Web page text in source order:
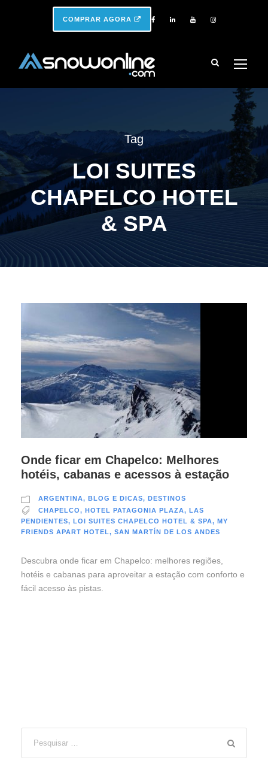
COMPRAR AGORA
Tag
LOI SUITES
CHAPELCO HOTEL
& SPA
Onde ficar em Chapelco: Melhores
hotéis, cabanas e acessos à estação
ARGENTINA, BLOG E DICAS, DESTINOS
CHAPELCO, HOTEL PATAGONIA PLAZA, LAS
PENDIENTES, LOI SUITES CHAPELCO HOTEL & SPA, MY
FRIENDS APART HOTEL, SAN MARTÍN DE LOS ANDES
Descubra onde ficar em Chapelco: melhores regiões,
hotéis e cabanas para aproveitar a estação com conforto e
fácil acesso às pistas.